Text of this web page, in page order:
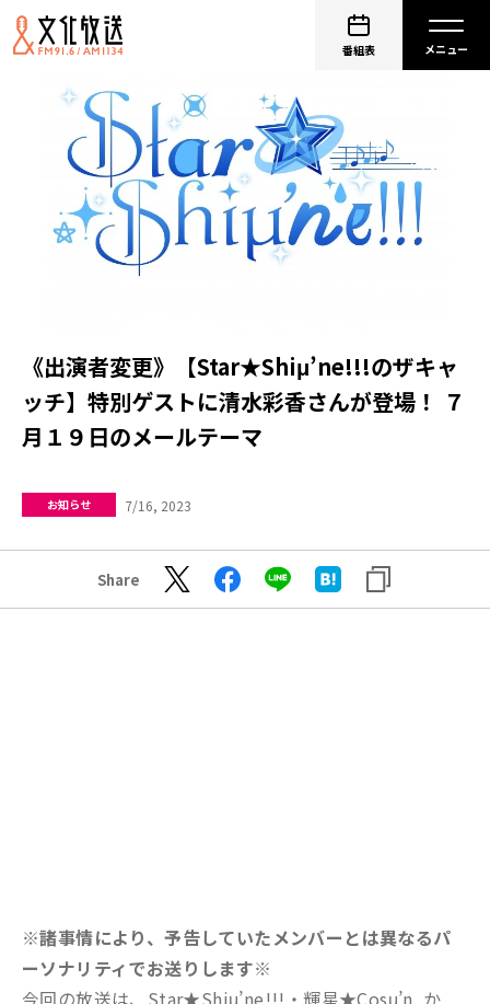
番組表
《出演者変更》【Star★Shiμ’ne!!!のザキャ
ッチ】特別ゲストに清水彩香さんが登場！ ７
月１９日のメールテーマ
お知らせ 7/16, 2023
Share
※諸事情により、予告していたメンバーとは異なるパ
ーソナリティでお送りします※
今回の放送は、Star★Shiμ’ne!!!・輝星★Cosμ’n. か